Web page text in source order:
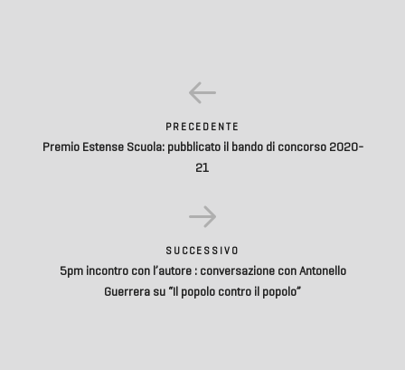
PRECEDENTE
Premio Estense Scuola: pubblicato il bando di concorso 2020-
21
SUCCESSIVO
5pm incontro con l’autore : conversazione con Antonello
Guerrera su “Il popolo contro il popolo”